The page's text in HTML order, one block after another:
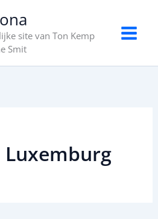
site van Ton Kemp
Smit
Luxemburg